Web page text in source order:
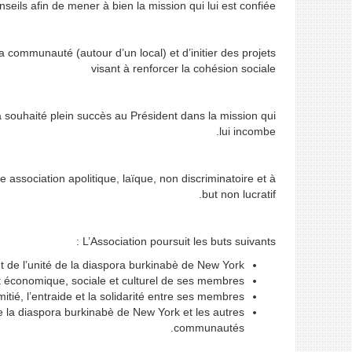
afin de mener à bien la mission qui lui est confiée.
(autour d’un local) et d’initier des projets
visant à renforcer la cohésion sociale
plein succès au Président dans la mission qui
lui incombe.
association apolitique, laïque, non discriminatoire et à
but non lucratif.
L’Association poursuit les buts suivants :
l’unité de la diaspora burkinabè de New York ;
économique, sociale et culturel de ses membres ;
l’entraide et la solidarité entre ses membres ;
diaspora burkinabè de New York et les autres
communautés.